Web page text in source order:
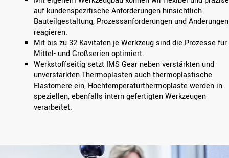
auf kundenspezifische Anforderungen hinsichtlich
Bauteilgestaltung, Prozessanforderungen und Änderungen
reagieren.
Mit bis zu 32 Kavitäten je Werkzeug sind die Prozesse für
Mittel- und Großserien optimiert.
Werkstoffseitig setzt IMS Gear neben verstärkten und
unverstärkten Thermoplasten auch thermoplastische
Elastomere ein, Hochtemperaturthermoplaste werden in
speziellen, ebenfalls intern gefertigten Werkzeugen
verarbeitet.